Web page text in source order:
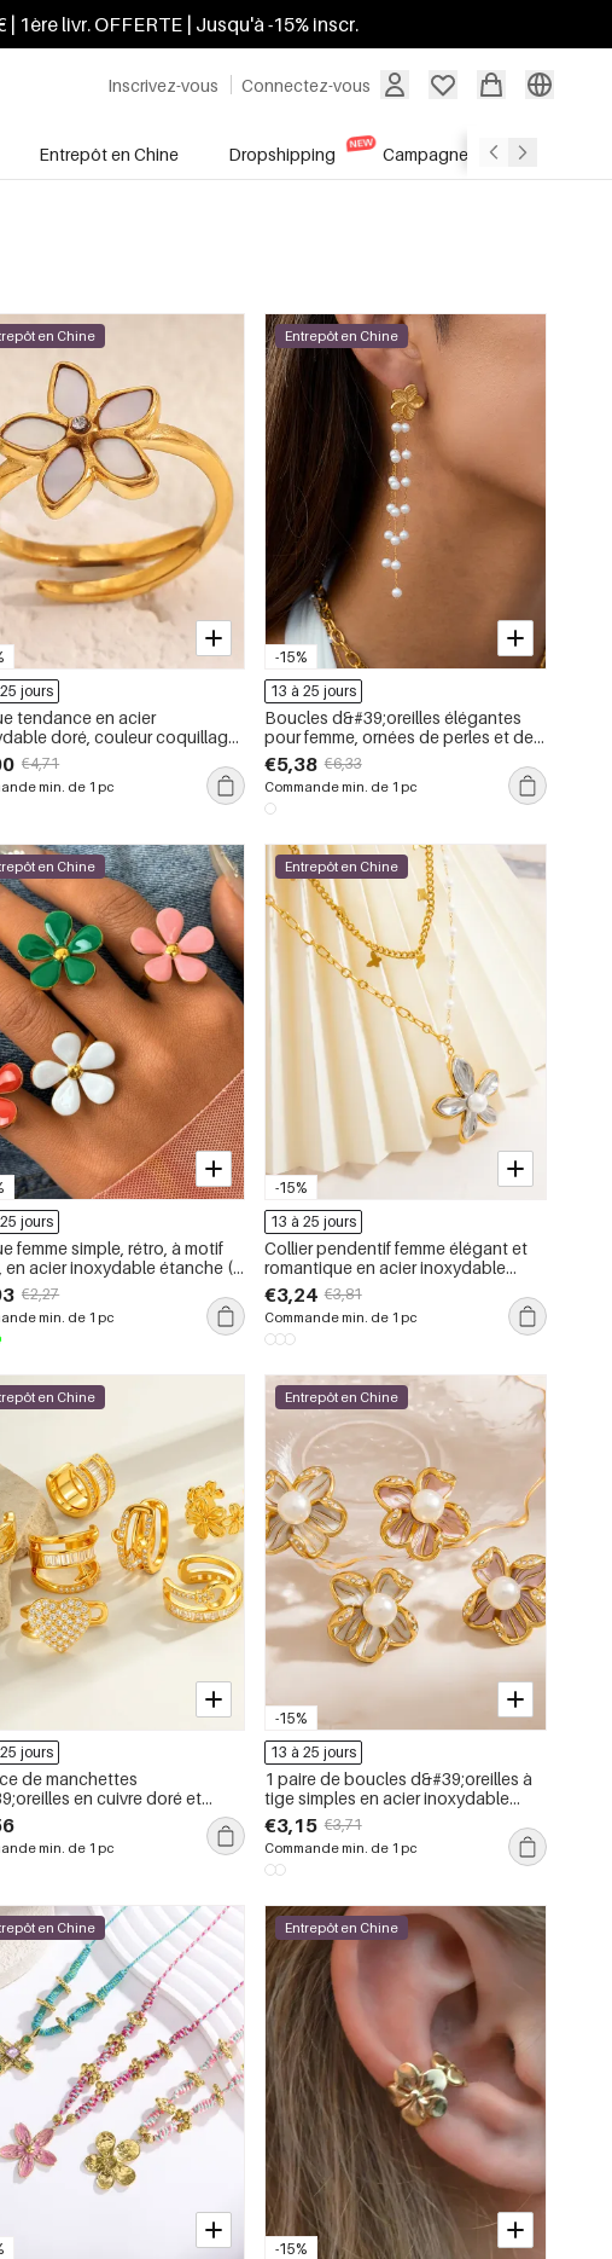
| 1ère livr. OFFERTE | Jusqu'à -15% inscr.
Inscrivez-vous Connectez-vous
Entrepôt en Chine Dropshipping Campagnes Soldes
en Chine
jours
tendance en acier
doré, couleur coquillage,
floral chic (1 pièce).
€4,71
min. de 1 pc
-15%
Entrepôt en Chine
13 à 25 jours
Boucles d&#39;oreilles élégantes
pour femme, ornées de perles et de
pompons floraux, en acier
inoxydable imperméable couleur or
(1 paire).
€5,38 €6,33
Commande min. de 1 pc
en Chine
jours
femme simple, rétro, à motif
en acier inoxydable étanche (1
€2,27
min. de 1 pc
-15%
Entrepôt en Chine
13 à 25 jours
Collier pendentif femme élégant et
romantique en acier inoxydable
étanche, orné d&#39;une fleur (1
pièce)
€3,24 €3,81
Commande min. de 1 pc
en Chine
jours
de manchettes
en cuivre doré et
min. de 1 pc
-15%
Entrepôt en Chine
13 à 25 jours
1 paire de boucles d&#39;oreilles à
tige simples en acier inoxydable
pour femme, motif fleur douce
€3,15 €3,71
Commande min. de 1 pc
en Chine
-15%
Entrepôt en Chine